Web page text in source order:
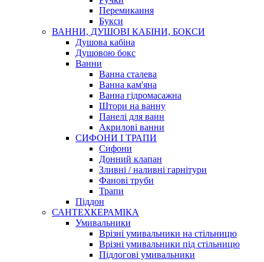
Перемикання
Букси
ВАННИ, ДУШОВІ КАБІНИ, БОКСИ
Душова кабіна
Душовою бокс
Ванни
Ванна сталева
Ванна кам'яна
Ванна гідромасажна
Штори на ванну
Панелі для ванн
Акрилові ванни
СИФОНИ І ТРАПИ
Сифони
Донний клапан
Зливні / наливні гарнітури
Фанові труби
Трапи
Піддон
САНТЕХКЕРАМІКА
Умивальники
Врізні умивальники на стільницю
Врізні умивальники під стільницю
Підлогові умивальники